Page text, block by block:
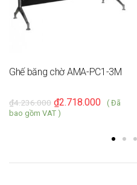
Ghế băng chờ AMA-PC1-3M
4.236.000
₫ 2.718.000
₫
( Đã
bao gồm VAT )